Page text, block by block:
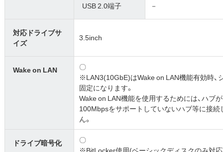
USB 2.0端子 －
対応ドライブサ
イズ
3.5inch
Wake on LAN
〇
※LAN3(10GbE)はWake on LAN機能有効時
固定になります。
Wake on LAN機能を使用するためには、ハブ
100Mbpsをサポートしていないハブ等に接続
ん。
ドライブ暗号化
〇